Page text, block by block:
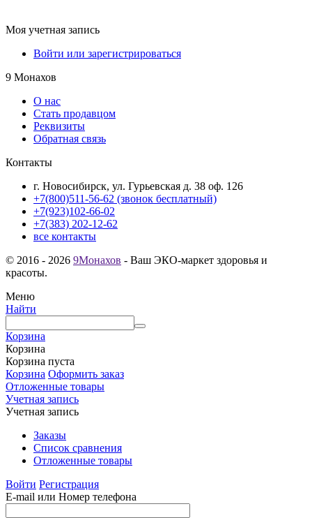
Моя учетная запись
Войти или зарегистрироваться
9 Монахов
О нас
Стать продавцом
Реквизиты
Обратная связь
Контакты
г. Новосибирск, ул. Гурьевская д. 38 оф. 126
+7(800)511-56-62 (звонок бесплатный)
+7(923)102-66-02
+7(383) 202-12-62
все контакты
© 2016 - 2026 9Монахов - Ваш ЭКО-маркет здоровья и
красоты.
Меню
Найти
Корзина
Корзина
Корзина пуста
Корзина Оформить заказ
Отложенные товары
Учетная запись
Учетная запись
Заказы
Список сравнения
Отложенные товары
Войти Регистрация
E-mail или Номер телефона